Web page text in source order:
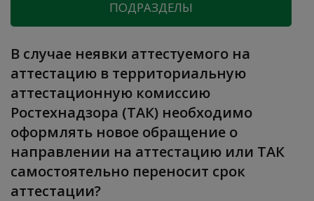
ПОДРАЗДЕЛЫ
В случае неявки аттестуемого на
аттестацию в территориальную
аттестационную комиссию
Ростехнадзора (ТАК) необходимо
оформлять новое обращение о
направлении на аттестацию или ТАК
самостоятельно переносит срок
аттестации?